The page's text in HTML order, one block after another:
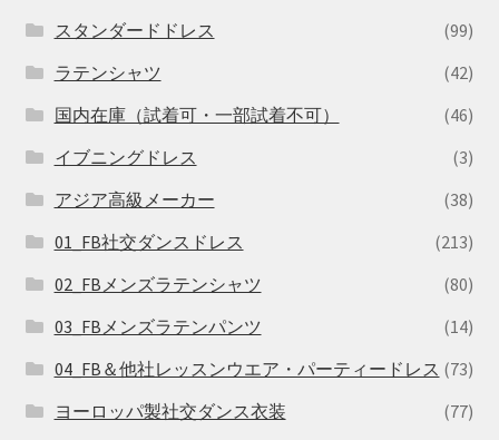
スタンダードドレス
(99)
ラテンシャツ
(42)
国内在庫（試着可・一部試着不可）
(46)
イブニングドレス
(3)
アジア高級メーカー
(38)
01_FB社交ダンスドレス
(213)
02_FBメンズラテンシャツ
(80)
03_FBメンズラテンパンツ
(14)
04_FB＆他社レッスンウエア・パーティードレス (73)
ヨーロッパ製社交ダンス衣装
(77)